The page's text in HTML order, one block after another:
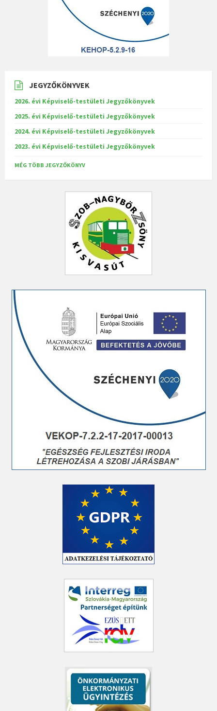
JEGYZŐKÖNYVEK
2026. évi Képviselő-testületi Jegyzőkönyvek
2025. évi Képviselő-testületi Jegyzőkönyvek
2024. évi Képviselő-testületi Jegyzőkönyvek
2023. évi Képviselő-testületi Jegyzőkönyvek
MÉG TÖBB JEGYZŐKÖNYV